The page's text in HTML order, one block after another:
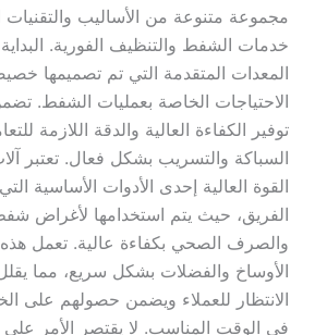
مجموعة متنوعة من الأساليب والتقنيات
خدمات الشفط والتنظيف الفورية.
المعدات المتقدمة التي تم تصميمها
الاحتياجات الخاصة بعمليات الشفط.
توفير الكفاءة العالية والدقة اللازمة
السباكة والتسريب بشكل فعال. تعتبر
القوة العالية إحدى الأدوات الأساسية
الفريق، حيث يتم استخدامها لأغراض
والصرف الصحي بكفاءة عالية. تعمل هذه
الأوساخ والفضلات بشكل سريع، مما
الانتظار للعملاء ويضمن حصولهم على
في الوقت المناسب. لا يقتصر الأمر